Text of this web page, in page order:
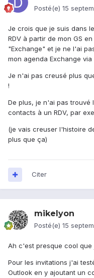
Posté(e) 15
Je crois que je suis dans
RDV à partir de mon GS
"Exchange" et je ne l'ai
mon agenda Exchange via
Je n'ai pas creusé plus
!
De plus, je n'ai pas trouvé
contacts à un RDV, par
(je vais creuser l'histoire
plus que ça)
Citer
mikelyon
Posté(e) 15
Ah c'est presque cool que
Pour les invitations j'ai
Outlook en y ajoutant un